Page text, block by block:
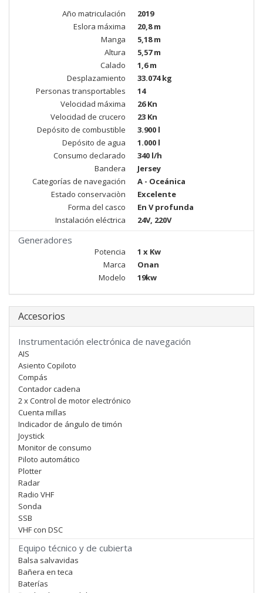
Año matriculación
2019
Eslora máxima
20,8 m
Manga
5,18 m
Altura
5,57 m
Calado
1,6 m
Desplazamiento
33.074 kg
Personas transportables
14
Velocidad máxima
26 Kn
Velocidad de crucero
23 Kn
Depósito de combustible
3.900 l
Depósito de agua
1.000 l
Consumo declarado
340 l/h
Bandera
Jersey
Categorías de navegación
A - Oceánica
Estado conservaciòn
Excelente
Forma del casco
En V profunda
Instalación eléctrica
24V, 220V
Generadores
Potencia
1 x Kw
Marca
Onan
Modelo
19kw
Accesorios
Instrumentación electrónica de navegación
AIS
Asiento Copiloto
Compás
Contador cadena
2 x Control de motor electrónico
Cuenta millas
Indicador de ángulo de timón
Joystick
Monitor de consumo
Piloto automático
Plotter
Radar
Radio VHF
Sonda
SSB
VHF con DSC
Equipo técnico y de cubierta
Balsa salvavidas
Bañera en teca
Baterías